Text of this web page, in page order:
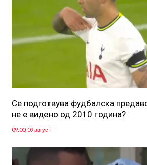
Се подготвува фудбалска
не е видено од 2010 година?
09:00, 09 август